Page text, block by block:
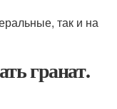
так и на
гранат.